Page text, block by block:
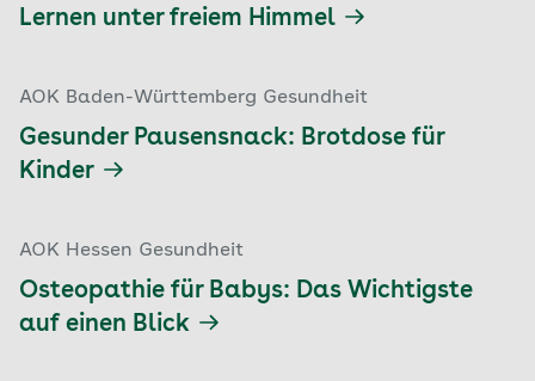
Lernen unter freiem Himmel
AOK Baden-Württemberg Gesundheit
Gesunder Pausensnack: Brotdose für
Kinder
AOK Hessen Gesundheit
Osteopathie für Babys: Das Wichtigste
auf einen Blick